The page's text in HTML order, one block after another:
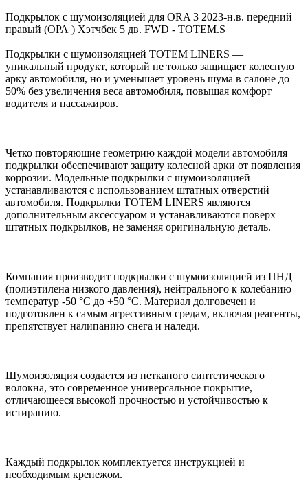
Подкрылок с шумоизоляцией для ORA 3 2023-н.в. передний
правый (ОРА ) Хэтчбек 5 дв. FWD - TOTEM.S
Подкрылки с шумоизоляцией TOTEM LINERS —
уникальный продукт, который не только защищает колесную
арку автомобиля, но и уменьшает уровень шума в салоне до
50% без увеличения веса автомобиля, повышая комфорт
водителя и пассажиров.
Четко повторяющие геометрию каждой модели автомобиля
подкрылки обеспечивают защиту колесной арки от появления
коррозии. Модельные подкрылки с шумоизоляцией
устанавливаются с использованием штатных отверстий
автомобиля. Подкрылки TOTEM LINERS являются
дополнительным аксессуаром и устанавливаются поверх
штатных подкрылков, не заменяя оригинальную деталь.
Компания производит подкрылки с шумоизоляцией из ПНД
(полиэтилена низкого давления), нейтрального к колебанию
температур -50 °С до +50 °С. Материал долговечен и
подготовлен к самым агрессивным средам, включая реагенты,
препятствует налипанию снега и наледи.
Шумоизоляция создается из нетканого синтетического
волокна, это современное универсальное покрытие,
отличающееся высокой прочностью и устойчивостью к
истиранию.
Каждый подкрылок комплектуется инструкцией и
необходимым крепежом.